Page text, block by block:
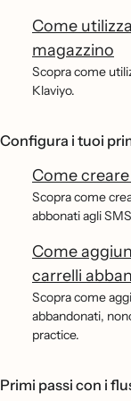
Come
magazzino
Scopra come
Klaviyo.
Configura i tuoi
Come
Scopra come
abbonati agli
Come
carrelli
Scopra come
abbandonati,
practice.
Primi passi con i